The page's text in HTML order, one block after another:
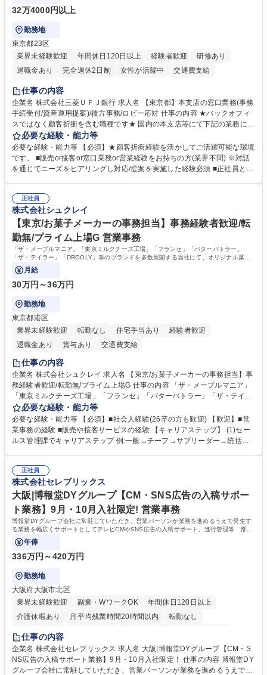
32万4000円以上
勤務地
東京都23区
業界未経験歓迎
年間休日120日以上 経験者歓迎
研修あり
退職金あり
完全週休2日制 女性が活躍中
交通費支給
土日祝休み
仕事の内容
企業名 株式会社三菱ＵＦＪ銀行 求人名 【東京都】本支店の窓口業務(事務
手続受付/資産運用提案)/後方事務/ロビー応対 仕事の内容 ★バックオフィ
スではなく顧客折衝を含む職種です★ 国内の本支店等にて下記の業務に従
事していただきます。 ■窓口/後方/ロビーにて事務手続等の受付・オペレ
ーション、お客様対応 ■窓口にて、ご来店された個人のお客様に対して金
融商品のご提案 ■効率的な事務運用の検討・構築等 ≪業務紹介：ご応募前
に必ずご覧ください≫ ※記事 https://www.mysite.bk.mufg.jp/career/circle/
必要な経験・能力等
必要な経験・能力等 【必須】★顧客折衝経験を活かしてご活躍可能な環境
です。 ■販売or接客or窓口業務or営業経験をお持ちの方(業界不問) ※対話
を通じてニーズをヒアリングし対応/提案を実施した経験必須 ■正社員とし
るので安心して入行いただけます。 幅広いキャリアの選択肢があり、公募
や社内副業等を活用し、 一人ひとりが挑戦できるカルチャーが浸透してい
ます。 学歴・資格 学歴：大学院 大学 高専 短大 専修学校 高校 語学力：
資格：
正社員
株式会社シュクレイ
【東京/お菓子メーカーの事務担当】事務経験者歓迎/転
勤無/プライム上場G 営業事務
「ザ・メープルマニア」「東京ミルクチーズ工場」「フランセ」「バターバトラー」
「ザ・テイラー」「DROOLY」等のブランドを多数展開する当社にて、オリジナル菓子
ブランド商品の事務業務をお任せいたします。
月給
30万円～36万円
勤務地
東京都港区
業界未経験歓迎
転勤なし 住宅手当あり
経験者歓迎
退職金あり
賞与あり 交通費支給
仕事の内容
企業名 株式会社シュクレイ 求人名 【東京/お菓子メーカーの事務担当】事
務経験者歓迎/転勤無/プライム上場G 仕事の内容 「ザ・メープルマニア」
「東京ミルクチーズ工場」「フランセ」「バターバトラー」「ザ・テイラ
ー」「DROOLY」等のブランドを多数展開する当社にて、オリジナル菓子
ブランド商品の事務業務をお任せいたします。 【具体的な業務内容】 ■店
舗からの発注受付/PC入力業務 ■受電対応(社内/社外) ■商品のマスター登
録 ■日々の売上抽出・報告 ■提携企業への書類送付業務 ■契約書管理業務
必要な経験・能力等
必要な経験・能力等 【必須】■社会人経験(26卒の方も歓迎) 【歓迎】■営
業事務の経験 ■販売や接客サービスの経験 【キャリアステップ】 (1)セー
ルス管理課でキャリアステップ 例:一般→チーフ→サブリーダー→統括リ
や個別面談を通してご自身のキャリアと向き合っていただき、会社として
もバックアップしていきます。 学歴・資格 学歴：大学院 大学 高専 短大
専修学校 高校 語学力： 資格：
正社員
株式会社セレブリックス
大阪|博報堂DYグループ【CM・SNS広告の入稿サポー
ト業務】9月・10月入社限定! 営業事務
博報堂DYグループ会社に常駐していただき、営業パーソンが業務を進めるうえで発生す
る業務を幅広くサポートとしてテレビCMやSNS広告の入稿サポート、進行管理等 部内
アシスタントとしての業務をお任せします。
年俸
336万円～420万円
勤務地
大阪府大阪市北区
業界未経験歓迎
副業・WワークOK
年間休日120日以上
介護休暇あり
月平均残業時間20時間以内
転勤なし
未経験者歓迎
完全週休2日制
交通費支給 駅近5分以内
仕事の内容
企業名 株式会社セレブリックス 求人名 大阪|博報堂DYグループ【CM・S
NS広告の入稿サポート業務】9月・10月入社限定！ 仕事の内容 博報堂DY
グループ会社に常駐していただき、営業パーソンが業務を進めるうえで発